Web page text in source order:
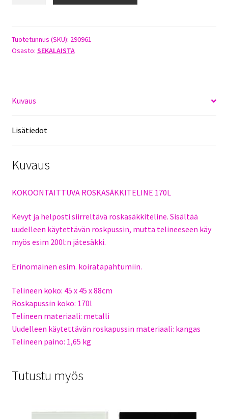
Tuotetunnus (SKU): 290961
Osasto: SEKALAISTA
Kuvaus
Lisätiedot
Kuvaus
KOKOONTAITTUVA ROSKASÄKKITELINE 170L
Kevyt ja helposti siirreltävä roskasäkkiteline. Sisältää
uudelleen käytettävän roskpussin, mutta telineeseen käy
myös esim 200l:n jätesäkki.
Erinomainen esim. koiratapahtumiin.
Telineen koko: 45 x 45 x 88cm
Roskapussin koko: 170l
Telineen materiaali: metalli
Uudelleen käytettävän roskapussin materiaali: kangas
Telineen paino: 1,65 kg
Tutustu myös